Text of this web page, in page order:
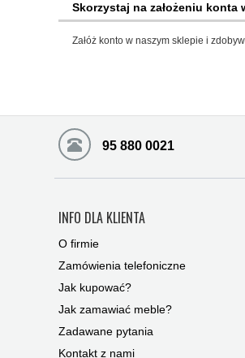
Skorzystaj na założeniu konta
Załóż konto w naszym sklepie i
95 880 0021
INFO DLA KLIENTA
O firmie
Zamówienia telefoniczne
Jak kupować?
Jak zamawiać meble?
Zadawane pytania
Kontakt z nami